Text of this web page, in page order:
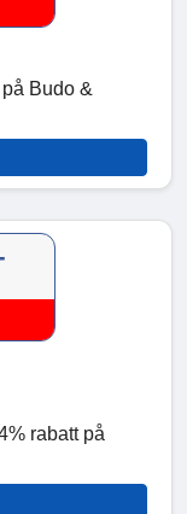
Budo &
rabatt på